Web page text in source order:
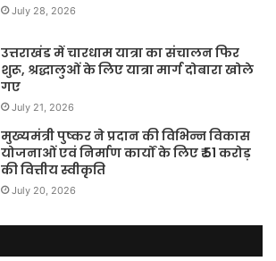
July 28, 2026
उत्तराखंड में चारधाम यात्रा का संचालन फिर
शुरू, श्रद्धालुओं के लिए यात्रा मार्ग दोबारा खोले
गए
July 21, 2026
मुख्यमंत्री पुष्कर ने प्रदान की विभिन्न विकास
योजनाओं एवं निर्माण कार्यों के लिए ₹ 51 करोड़
की वित्तीय स्वीकृति
July 20, 2026